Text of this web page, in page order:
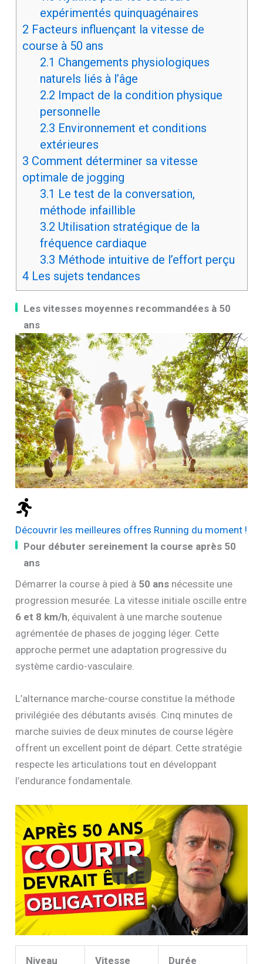
expérimentés quinquagénaires
2 Facteurs influençant la vitesse de
course à 50 ans
2.1 Changements physiologiques
naturels liés à l’âge
2.2 Impact de la condition physique
personnelle
2.3 Environnement et conditions
extérieures
3 Comment déterminer sa vitesse
optimale de jogging
3.1 Le test de la conversation,
méthode infaillible
3.2 Utilisation stratégique de la
fréquence cardiaque
3.3 Méthode intuitive de l’effort perçu
4Les sujets tendances
Les vitesses moyennes recommandées à 50
ans
Découvrir les meilleures offres Running du moment !
Pour débuter sereinement la course après 50
ans
Démarrer la course à pied à 50 ans nécessite une
progression mesurée. La vitesse initiale oscille entre
6 et 8 km/h, équivalent à une marche soutenue
agrémentée de phases de jogging léger. Cette
approche permet une adaptation progressive du
système cardio-vasculaire.
L’alternance marche-course constitue la méthode
privilégiée des débutants avisés. Cinq minutes de
marche suivies de deux minutes de course légère
offrent un excellent point de départ. Cette stratégie
respecte les articulations tout en développant
l’endurance fondamentale.
Niveau Vitesse Durée